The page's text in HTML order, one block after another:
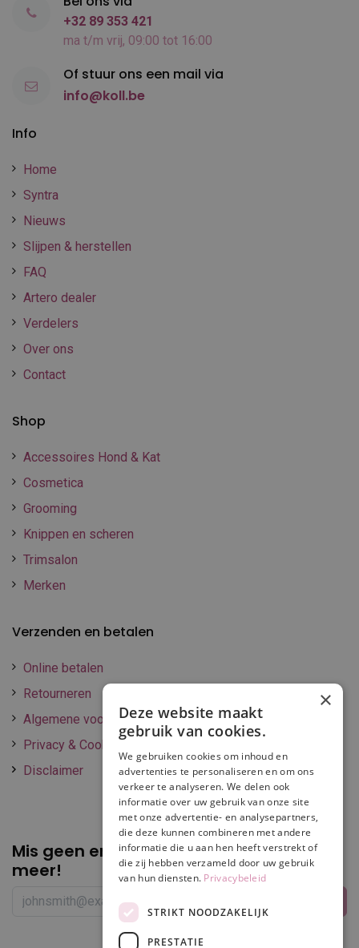
Info
Home
Syntra
Nieuws
Slijpen & herstellen
FAQ
Artero dealer
Verdelers
Over ons
Contact
Shop
Accessoires Hond & Kat
Cosmetica
Grooming
Knippen en scheren
Trimsalon
Merken
Verzenden en betalen
Online betalen
Retourneren
Algemene voorwaarden
Privacy & Cookie policy
Disclaimer
Mis geen enkelepromotie of korting
meer!
+32 89 353 421
ma t/m vrij, 09:00 tot 16:00
Of stuur ons een mail via
info@koll.be
×
Deze website maakt
gebruik van cookies.
We gebruiken cookies om inhoud en
advertenties te personaliseren en om ons
verkeer te analyseren. We delen ook
informatie over uw gebruik van onze site
met onze advertentie- en analysepartners,
die deze kunnen combineren met andere
informatie die u aan hen heeft verstrekt of
die zij hebben verzameld door uw gebruik
van hun diensten. Privacybeleid
STRIKT NOODZAKELIJK
PRESTATIE